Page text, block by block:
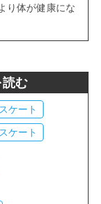
り体が健康にな
読む
ケート
ケート